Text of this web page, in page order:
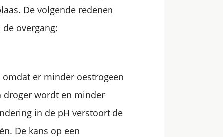
De volgende redenen
overgang:
er minder oestrogeen
droger wordt en minder
in de pH verstoort de
De kans op een